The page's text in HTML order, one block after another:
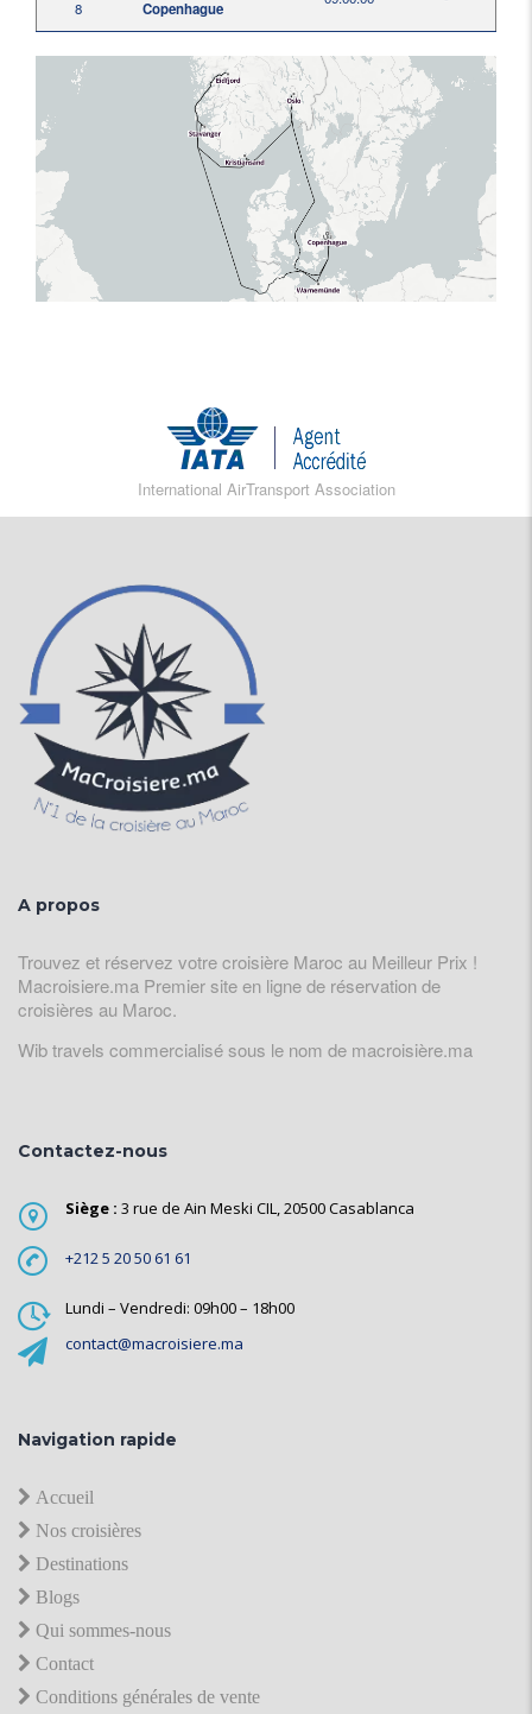
8
Copenhague
International AirTransport Association
A propos
Trouvez et réservez votre croisière Maroc au Meilleur Prix !
Macroisiere.ma Premier site en ligne de réservation de
croisières au Maroc.
Wib travels commercialisé sous le nom de macroisière.ma
Contactez-nous
Siège : 3 rue de Ain Meski CIL, 20500 Casablanca
+212 5 20 50 61 61
Lundi – Vendredi: 09h00 – 18h00
contact@macroisiere.ma
Navigation rapide
Accueil
Nos croisières
Destinations
Blogs
Qui sommes-nous
Contact
Conditions générales de vente